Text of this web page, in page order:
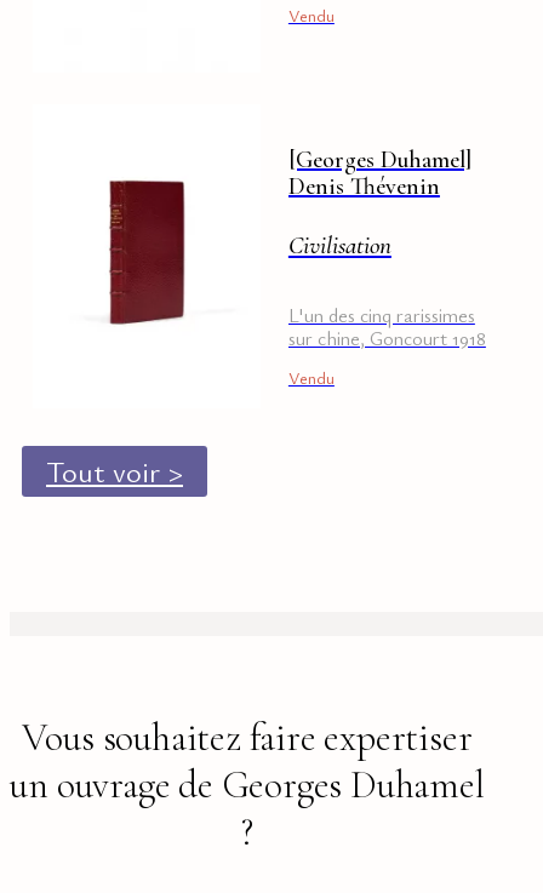
Vendu
[Georges Duhamel]
Denis Thévenin
Civilisation
L'un des cinq rarissimes
sur chine, Goncourt 1918
Vendu
Tout voir >
Vous souhaitez faire expertiser
un ouvrage de Georges Duhamel
?